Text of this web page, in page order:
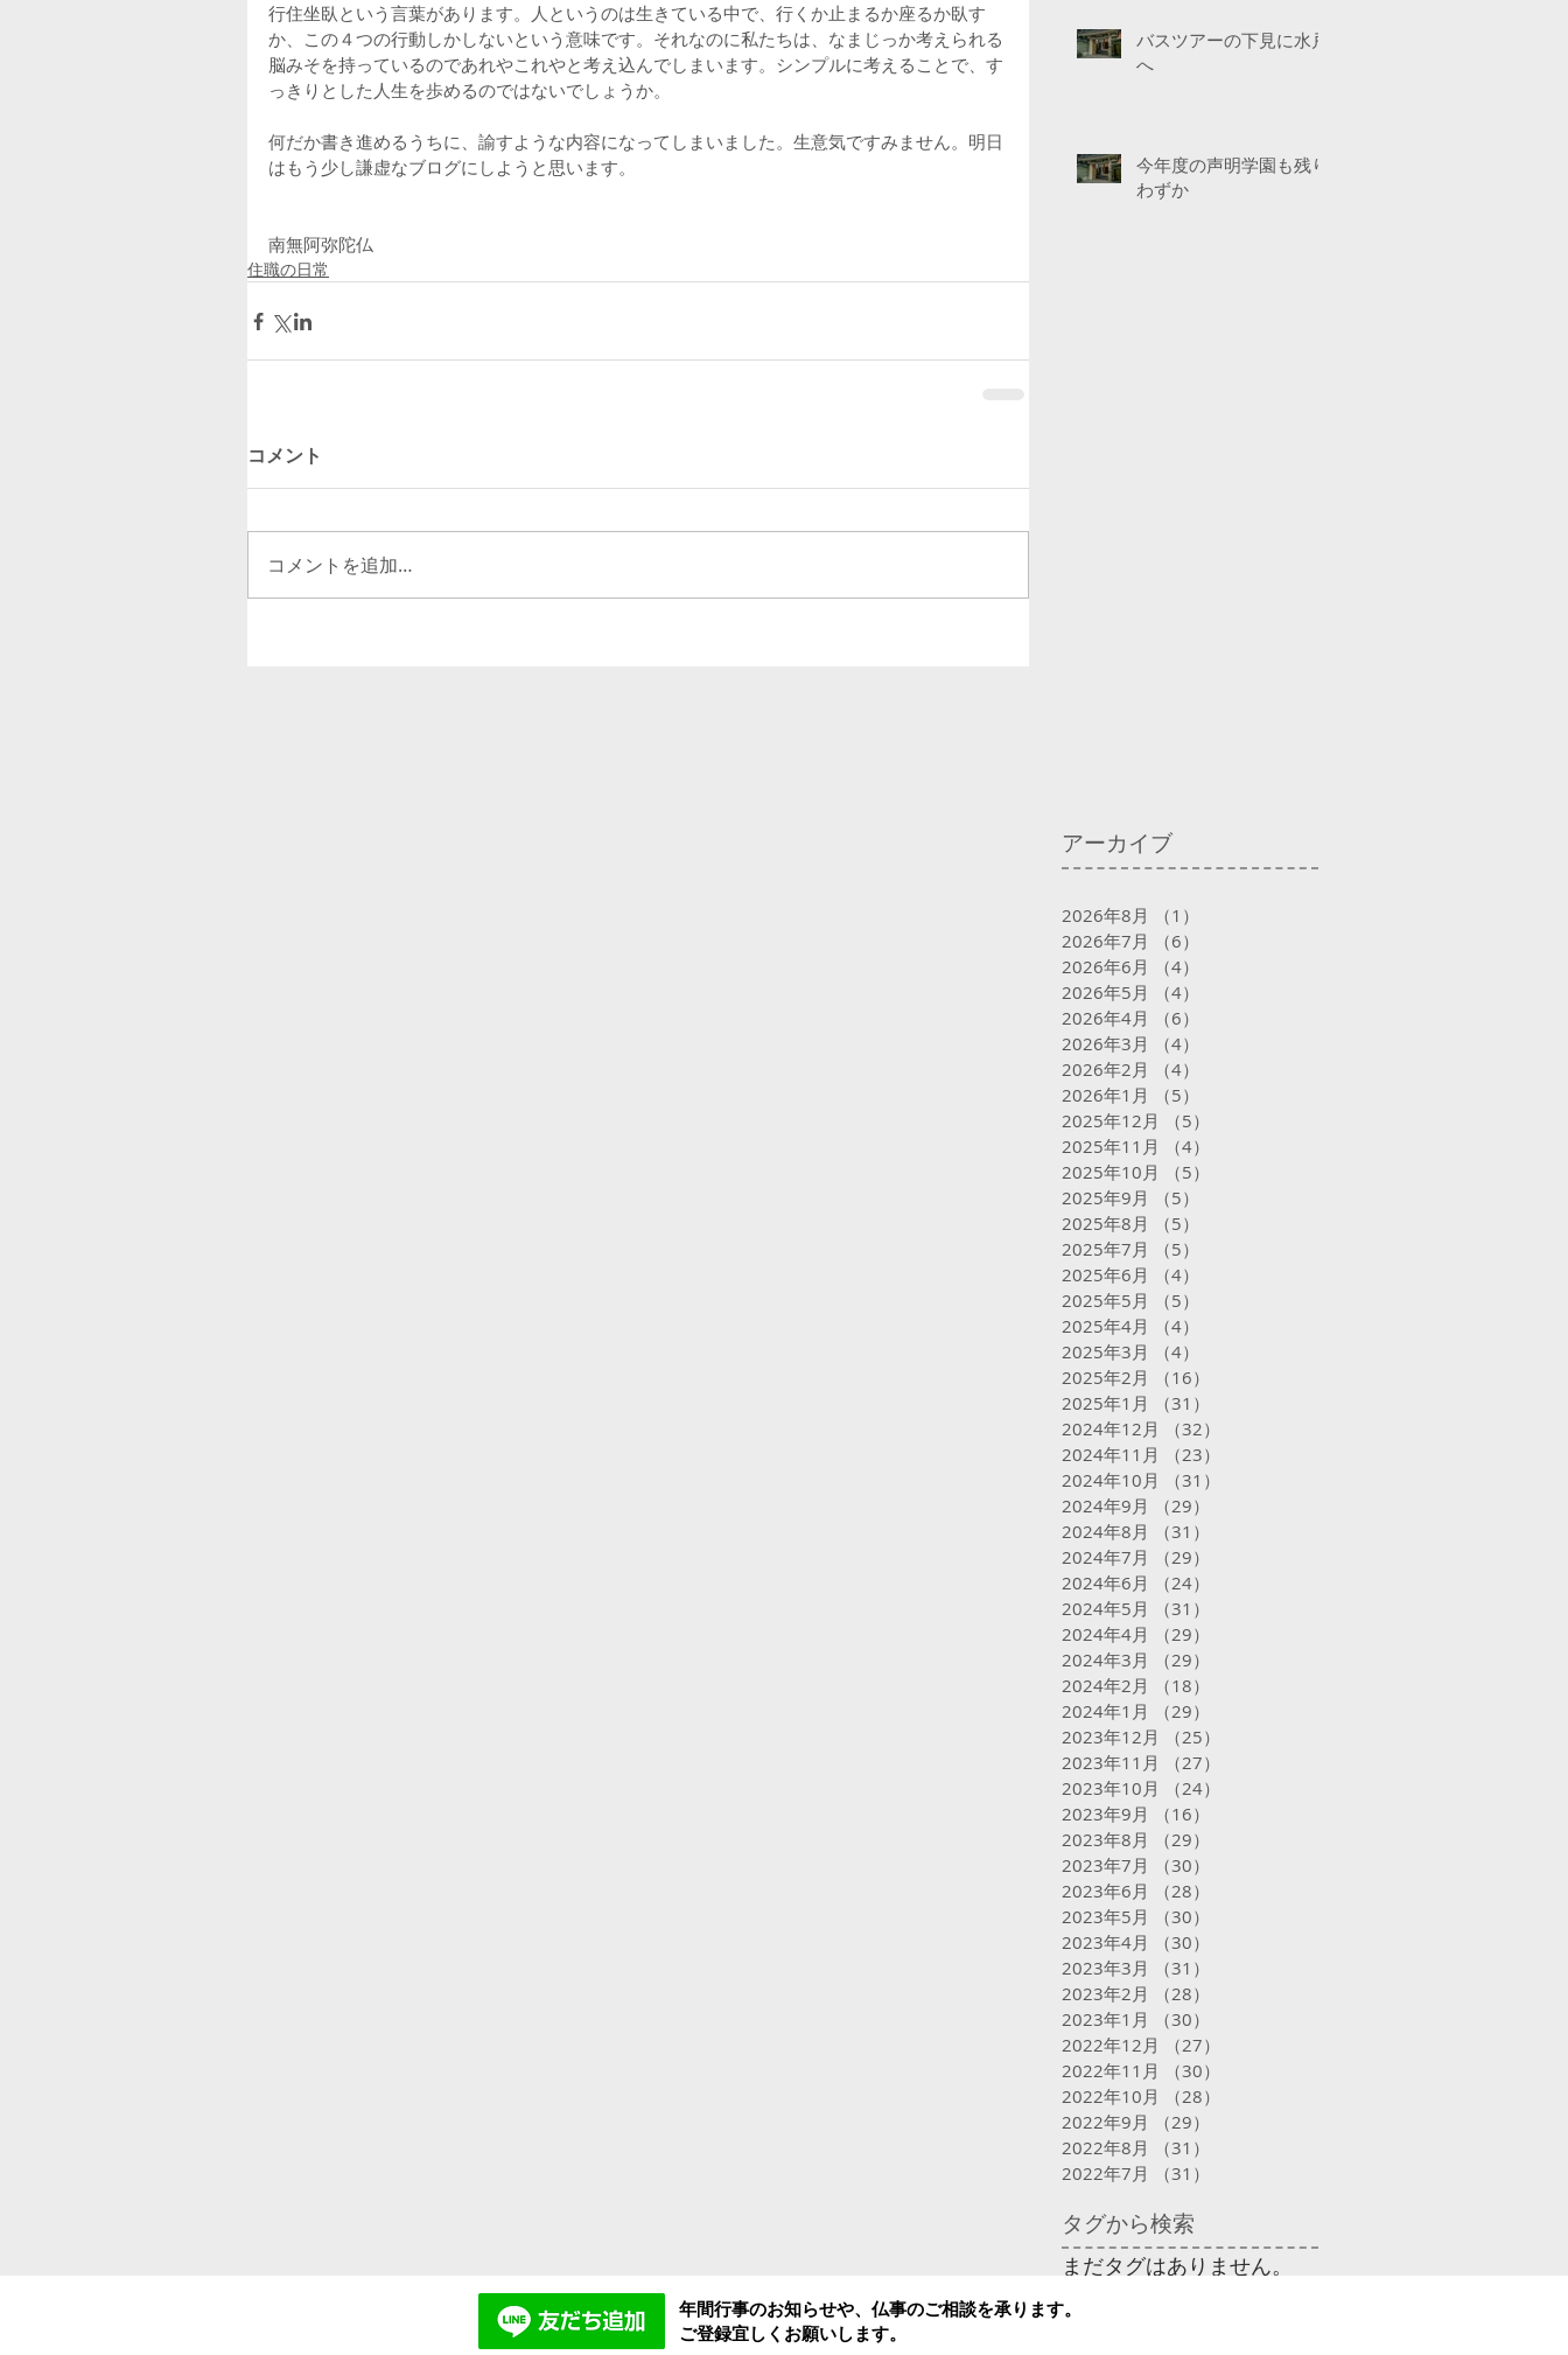
行住坐臥という言葉があります。人というのは生きている中で、行くか止まるか座るか臥す
か、この４つの行動しかしないという意味です。それなのに私たちは、なまじっか考えられる
脳みそを持っているのであれやこれやと考え込んでしまいます。シンプルに考えることで、す
っきりとした人生を歩めるのではないでしょうか。
何だか書き進めるうちに、諭すような内容になってしまいました。生意気ですみません。明日
はもう少し謙虚なブログにしようと思います。
南無阿弥陀仏
住職の日常
コメント
コメントを追加…
バスツアーの下見に水戸
へ
今年度の声明学園も残り
わずか
アーカイブ
2026年8月 （1）
2026年7月
（6）
2026年6月
（4）
2026年5月
（4）
2026年4月
（6）
2026年3月
（4）
2026年2月
（4）
2026年1月
（5）
2025年12月
（5）
2025年11月
（4）
2025年10月
（5）
2025年9月
（5）
2025年8月
（5）
2025年7月
（5）
2025年6月
（4）
2025年5月
（5）
2025年4月
（4）
2025年3月
（4）
2025年2月
（16）
2025年1月
（31）
2024年12月
（32）
2024年11月
（23）
2024年10月
（31）
2024年9月
（29）
2024年8月
（31）
2024年7月
（29）
2024年6月
（24）
2024年5月
（31）
2024年4月
（29）
2024年3月
（29）
2024年2月
（18）
2024年1月
（29）
2023年12月
（25）
2023年11月
（27）
2023年10月
（24）
2023年9月
（16）
2023年8月
（29）
2023年7月
（30）
2023年6月
（28）
2023年5月
（30）
2023年4月
（30）
2023年3月
（31）
2023年2月
（28）
2023年1月
（30）
2022年12月
（27）
2022年11月
（30）
2022年10月
（28）
2022年9月
（29）
2022年8月
（31）
2022年7月
（31）
タグから検索
まだタグはありません。
年間行事のお知らせや、仏事のご相談を承ります。
ご登録宜しくお願いします。